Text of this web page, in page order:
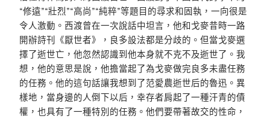
“修遠”“壯烈”“高尚”“純粹”等題目的尋求和固執，一向很是
令人激動。西渡曾在一次說話中坦言，他和戈麥昔時一路
開辦詩刊《厭世者》，良多設法都是分歧的。但當戈麥選
擇了逝世亡，他忽然認識到他本身就不克不及逝世了。我
想，他的意思是說，他擔當起了為戈麥做完良多未盡任務
的任務。他的這句話讓我想到了范愛農逝世后的魯迅。異
樣地，當身邊的人倒下以后，幸存者肩起了一種汗青的債
權，也具有了一種特別的任務。他們要帶著故交的性命，